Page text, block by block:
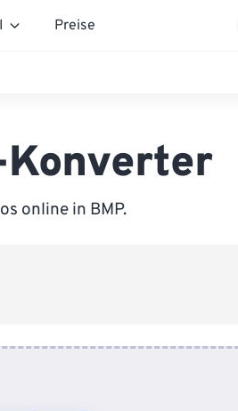
Preise
Konverter
online in BMP.